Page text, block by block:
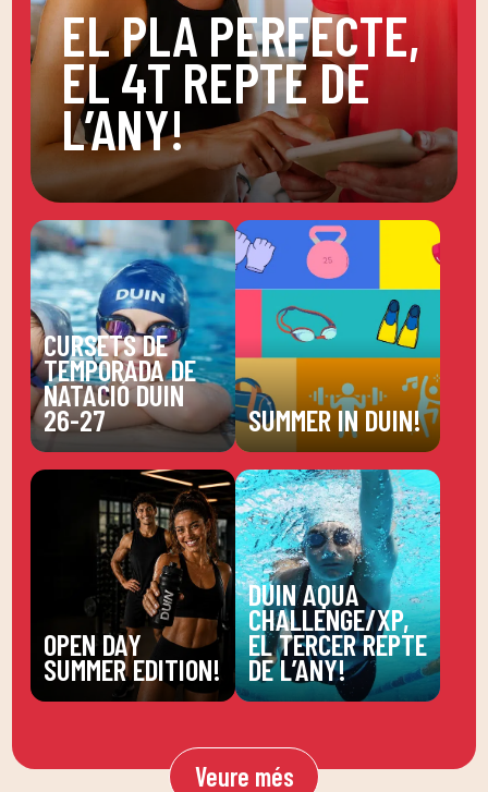
EL PLA PERFECTE,
EL 4T REPTE DE
L’ANY!
CURSETS DE
TEMPORADA DE
NATACIÓ DUIN
26-27 SUMMER IN DUIN!
OPEN DAY
SUMMER EDITION!
DUIN AQUA
CHALLENGE/XP,
EL TERCER REPTE
DE L’ANY!
Veure més